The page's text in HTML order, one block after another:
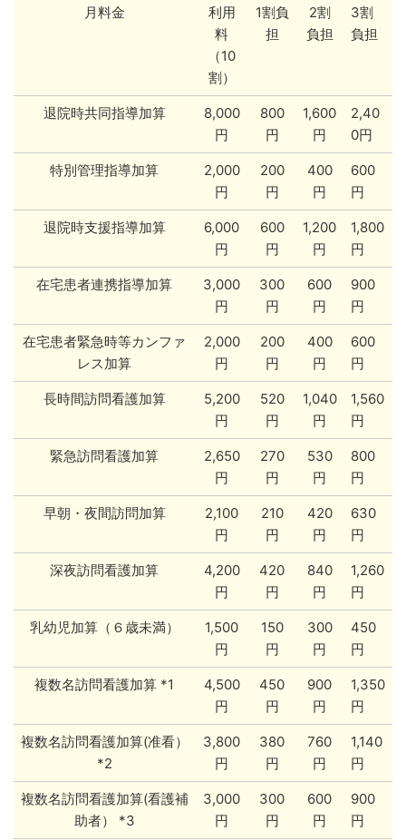
月料金
利用
料
（10
割）
1割負
担
2割
負担
3割
負担
退院時共同指導加算
8,000
円
800
円
1,600
円
2,40
0円
特別管理指導加算
2,000
円
200
円
400
円
600
円
退院時支援指導加算
6,000
円
600
円
1,200
円
1,800
円
在宅患者連携指導加算
3,000
円
300
円
600
円
900
円
在宅患者緊急時等カンファ
レス加算
2,000
円
200
円
400
円
600
円
長時間訪問看護加算
5,200
円
520
円
1,040
円
1,560
円
緊急訪問看護加算
2,650
円
270
円
530
円
800
円
早朝・夜間訪問加算
2,100
円
210
円
420
円
630
円
深夜訪問看護加算
4,200
円
420
円
840
円
1,260
円
乳幼児加算（６歳未満）
1,500
円
150
円
300
円
450
円
複数名訪問看護加算 *1
4,500
円
450
円
900
円
1,350
円
複数名訪問看護加算(准看）
*2
3,800
円
380
円
760
円
1,140
円
複数名訪問看護加算(看護補
助者） *3
3,000
円
300
円
600
円
900
円